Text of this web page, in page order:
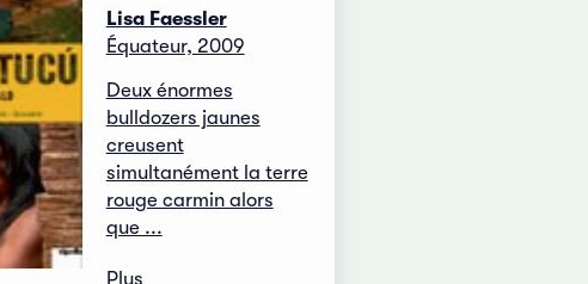
Lisa Faessler
Équateur, 2009
Deux énormes
bulldozers jaunes
creusent
simultanément la terre
rouge carmin alors
que ...
Plus